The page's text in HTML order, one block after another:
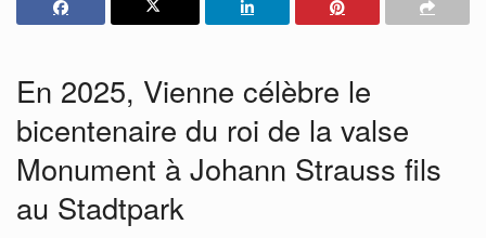
En 2025, Vienne célèbre le
bicentenaire du roi de la valse
Monument à Johann Strauss fils
au Stadtpark